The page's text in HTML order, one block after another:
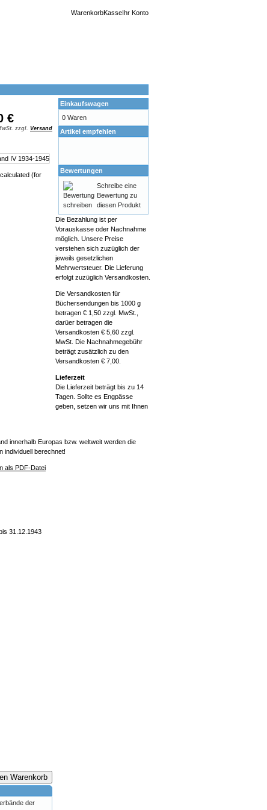
WarenkorbKasseIhr Konto
€
zzgl. Versand
(for
31.12.1943
Warenkorb
Einkaufswagen
0 Waren
Artikel empfehlen
Bewertungen
Schreibe eine
Bewertung zu
diesen Produkt
Die Bezahlung ist per
Vorauskasse oder Nachnahme
möglich. Unsere Preise
verstehen sich zuzüglich der
jeweils gesetzlichen
Mehrwertsteuer. Die Lieferung
erfolgt zuzüglich Versandkosten.
Die Versandkosten für
Büchersendungen bis 1000 g
betragen € 1,50 zzgl. MwSt.,
darüer betragen die
Versandkosten € 5,60 zzgl.
MwSt. Die Nachnahmegebühr
beträgt zusätzlich zu den
Versandkosten € 7,00.
Lieferzeit
Die Lieferzeit beträgt bis zu 14
Tagen. Sollte es Engpässe
geben, setzen wir uns mit Ihnen
innerhalb Europas bzw. weltweit werden die
individuell berechnet!
als PDF-Datei